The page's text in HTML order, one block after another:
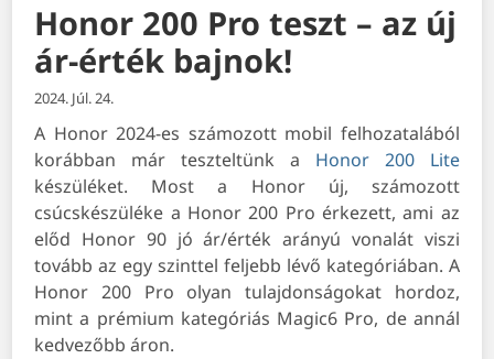
Honor 200 Pro teszt – az új
ár-érték bajnok!
2024. Júl. 24.
A Honor 2024-es számozott mobil felhozatalából
korábban már teszteltünk a Honor 200 Lite
készüléket. Most a Honor új, számozott
csúcskészüléke a Honor 200 Pro érkezett, ami az
előd Honor 90 jó ár/érték arányú vonalát viszi
tovább az egy szinttel feljebb lévő kategóriában. A
Honor 200 Pro olyan tulajdonságokat hordoz,
mint a prémium kategóriás Magic6 Pro, de annál
kedvezőbb áron.